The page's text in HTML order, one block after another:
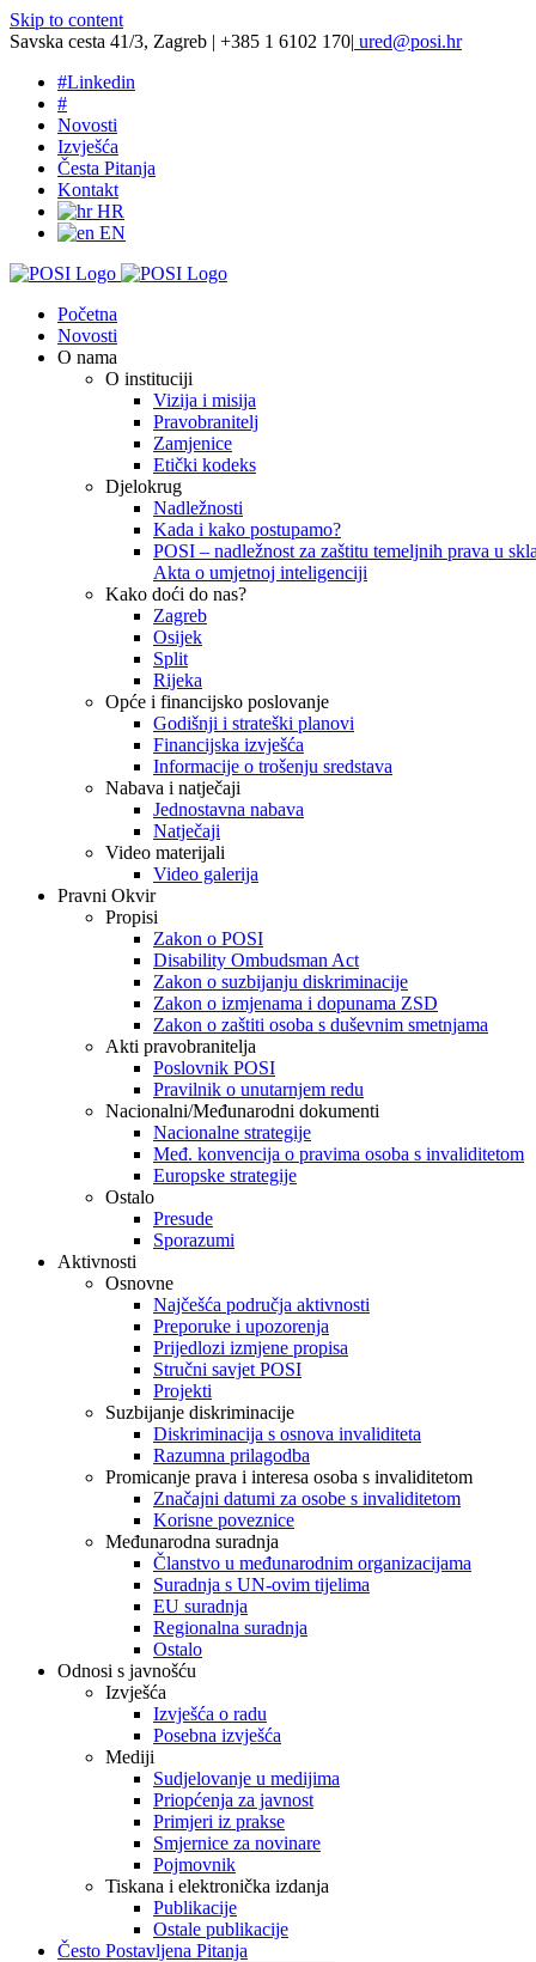
Skip to content
Savska cesta 41/3, Zagreb | +385 1 6102 170| ured@posi.hr
#Linkedin
#
Novosti
Izvješća
Česta Pitanja
Kontakt
HR
EN
Početna
Novosti
O nama
O instituciji
Vizija i misija
Pravobranitelj
Zamjenice
Etički kodeks
Djelokrug
Nadležnosti
Kada i kako postupamo?
POSI – nadležnost za zaštitu temeljnih prava u
Akta o umjetnoj inteligenciji
Kako doći do nas?
Zagreb
Osijek
Split
Rijeka
Opće i financijsko poslovanje
Godišnji i strateški planovi
Financijska izvješća
Informacije o trošenju sredstava
Nabava i natječaji
Jednostavna nabava
Natječaji
Video materijali
Video galerija
Pravni Okvir
Propisi
Zakon o POSI
Disability Ombudsman Act
Zakon o suzbijanju diskriminacije
Zakon o izmjenama i dopunama ZSD
Zakon o zaštiti osoba s duševnim smetnjama
Akti pravobranitelja
Poslovnik POSI
Pravilnik o unutarnjem redu
Nacionalni/Međunarodni dokumenti
Nacionalne strategije
Međ. konvencija o pravima osoba s invaliditetom
Europske strategije
Ostalo
Presude
Sporazumi
Aktivnosti
Osnovne
Najčešća područja aktivnosti
Preporuke i upozorenja
Prijedlozi izmjene propisa
Stručni savjet POSI
Projekti
Suzbijanje diskriminacije
Diskriminacija s osnova invaliditeta
Razumna prilagodba
Promicanje prava i interesa osoba s invaliditetom
Značajni datumi za osobe s invaliditetom
Korisne poveznice
Međunarodna suradnja
Članstvo u međunarodnim organizacijama
Suradnja s UN-ovim tijelima
EU suradnja
Regionalna suradnja
Ostalo
Odnosi s javnošću
Izvješća
Izvješća o radu
Posebna izvješća
Mediji
Sudjelovanje u medijima
Priopćenja za javnost
Primjeri iz prakse
Smjernice za novinare
Pojmovnik
Tiskana i elektronička izdanja
Publikacije
Ostale publikacije
Često Postavljena Pitanja